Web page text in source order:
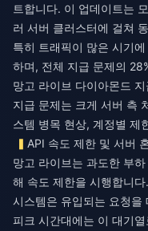
트합니다. 이 업데이트는
러 서버 클러스터에 걸쳐
특히 트래픽이 많은 시기
하며, 전체 지급 문제의
망고 라이브 다이아몬드
지급 문제는 크게 서버 측
스템 병목 현상, 계정별 제
API 속도 제한 및 서버
망고 라이브는 과도한 부
해 속도 제한을 시행합니
시스템은 유입되는 요청을
피크 시간대에는 이 대기